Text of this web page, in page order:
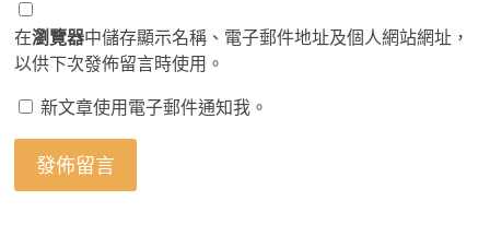
在瀏覽器中儲存顯示名稱、電子郵件地址及個人網站網址，
以供下次發佈留言時使用。
新文章使用電子郵件通知我。